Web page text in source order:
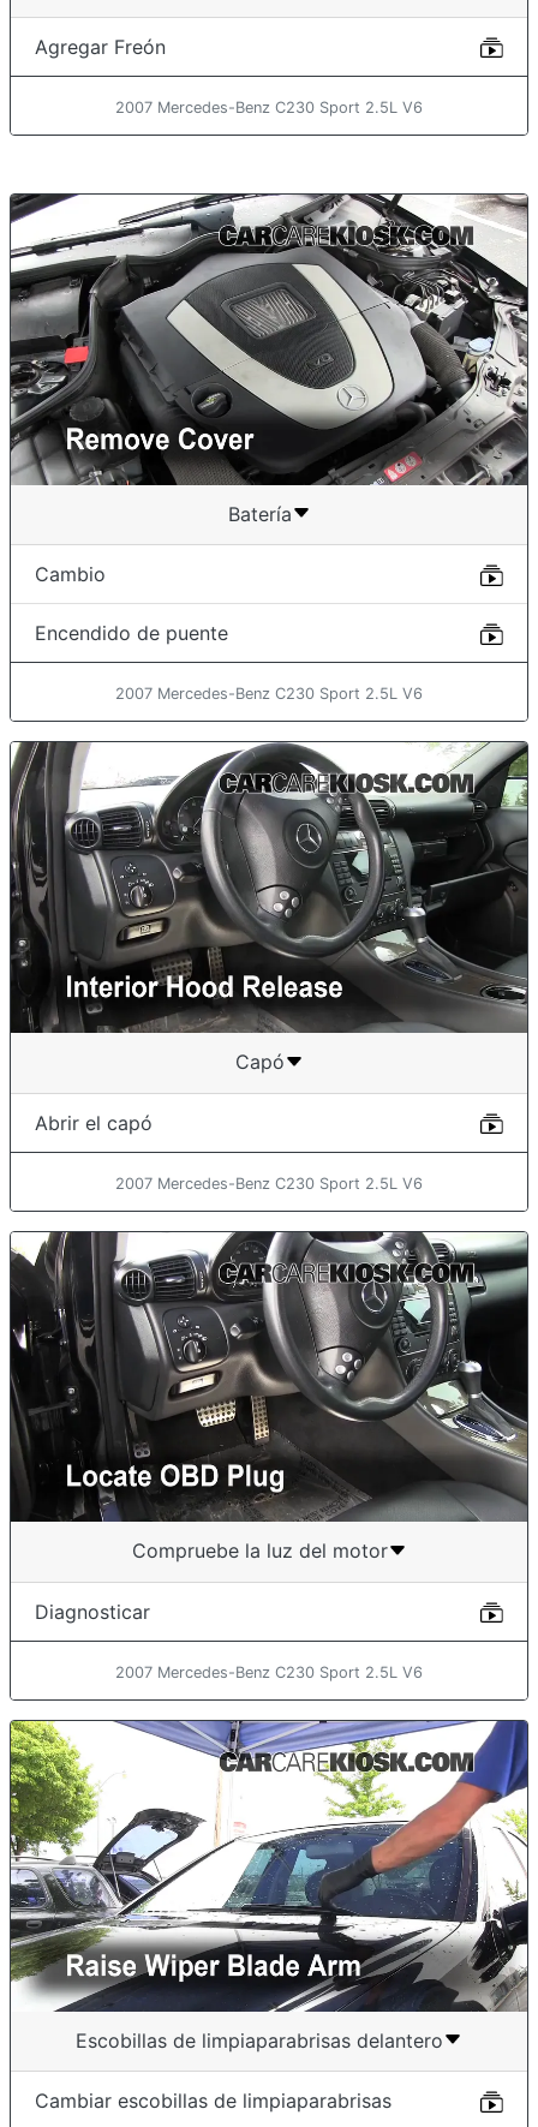
Agregar Freón
2007 Mercedes-Benz C230 Sport 2.5L V6
Batería
Cambio
Encendido de puente
2007 Mercedes-Benz C230 Sport 2.5L V6
Capó
Abrir el capó
2007 Mercedes-Benz C230 Sport 2.5L V6
Compruebe la luz del motor
Diagnosticar
2007 Mercedes-Benz C230 Sport 2.5L V6
Escobillas de limpiaparabrisas delantero
Cambiar escobillas de limpiaparabrisas